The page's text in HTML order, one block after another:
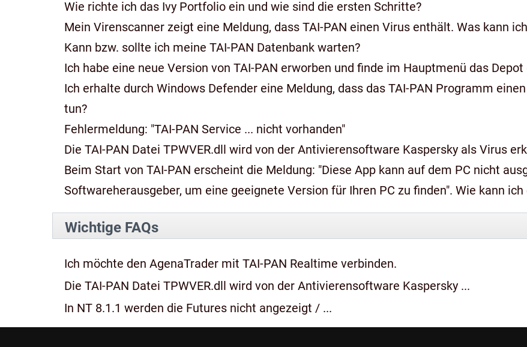
Wie richte ich das Ivy Portfolio ein und wie sind die ersten Schritte?
Mein Virenscanner zeigt eine Meldung, dass TAI-PAN einen Virus enthält. Was kann
Kann bzw. sollte ich meine TAI-PAN Datenbank warten?
Ich habe eine neue Version von TAI-PAN erworben und finde im Hauptmenü das
Ich erhalte durch Windows Defender eine Meldung, dass das TAI-PAN Programm
tun?
Fehlermeldung: "TAI-PAN Service ... nicht vorhanden"
Die TAI-PAN Datei TPWVER.dll wird von der Antivierensoftware Kaspersky als Virus
Beim Start von TAI-PAN erscheint die Meldung: "Diese App kann auf dem PC nicht ausgeführt werden, wenden Sie sich an den
Softwareherausgeber, um eine geeignete Version für Ihren PC zu finden". Wie kann
Wichtige FAQs
Ich möchte den AgenaTrader mit TAI-PAN Realtime verbinden.
Die TAI-PAN Datei TPWVER.dll wird von der Antivierensoftware Kaspersky ...
In NT 8.1.1 werden die Futures nicht angezeigt / ...